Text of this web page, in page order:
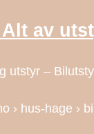
av
utstyr –
› hus-hage ›